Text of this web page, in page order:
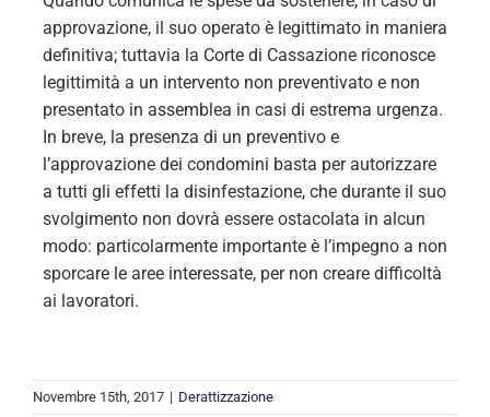
approvazione, il suo operato è legittimato in maniera
definitiva; tuttavia la Corte di Cassazione riconosce
legittimità a un intervento non preventivato e non
presentato in assemblea in casi di estrema urgenza.
In breve, la presenza di un preventivo e
l’approvazione dei condomini basta per autorizzare
a tutti gli effetti la disinfestazione, che durante il suo
svolgimento non dovrà essere ostacolata in alcun
modo: particolarmente importante è l’impegno a non
sporcare le aree interessate, per non creare difficoltà
ai lavoratori.
Novembre 15th, 2017 | Derattizzazione